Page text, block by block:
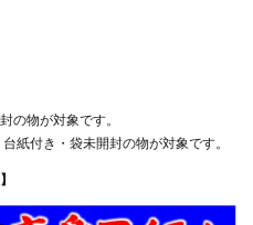
の物が対象です。
紙付き・袋未開封の物が対象です。